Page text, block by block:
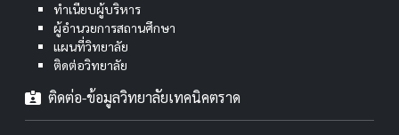
ทำเนียบผู้บริหาร
ผู้อำนวยการสถานศึกษา
แผนที่วิทยาลัย
ติดต่อวิทยาลัย
ติดต่อ-ข้อมูลวิทยาลัยเทคนิคตราด